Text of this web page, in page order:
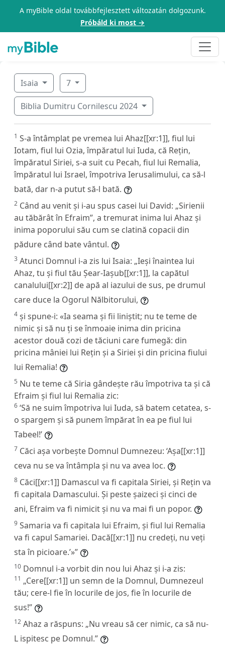
A myBible oldal továbbfejlesztett változatán dolgozunk.
Próbáld ki most →
Isaia 7
Biblia Dumitru Cornilescu 2024
1 S-a întâmplat pe vremea lui Ahaz[[xr:1]], fiul lui
Iotam, fiul lui Ozia, împăratul lui Iuda, că Rețin,
împăratul Siriei, s-a suit cu Pecah, fiul lui Remalia,
împăratul lui Israel, împotriva Ierusalimului, ca să-l
bată, dar n-a putut să-l bată.
2 Când au venit și i-au spus casei lui David: „Sirienii
au tăbărât în Efraim”, a tremurat inima lui Ahaz și
inima poporului său cum se clatină copacii din
pădure când bate vântul.
3 Atunci Domnul i-a zis lui Isaia: „Ieși înaintea lui
Ahaz, tu și fiul tău Șear-Iașub[[xr:1]], la capătul
canalului[[xr:2]] de apă al iazului de sus, pe drumul
care duce la Ogorul Nălbitorului,
4 și spune-i: «Ia seama și fii liniștit; nu te teme de
nimic și să nu ți se înmoaie inima din pricina
acestor două cozi de tăciuni care fumegă: din
pricina mâniei lui Rețin și a Siriei și din pricina fiului
lui Remalia!
5 Nu te teme că Siria gândește rău împotriva ta și că
Efraim și fiul lui Remalia zic:
6 ‘Să ne suim împotriva lui Iuda, să batem cetatea, s-
o spargem și să punem împărat în ea pe fiul lui
Tabeel!’
7 Căci așa vorbește Domnul Dumnezeu: ‘Așa[[xr:1]]
ceva nu se va întâmpla și nu va avea loc.
8 Căci[[xr:1]] Damascul va fi capitala Siriei, și Rețin va
fi capitala Damascului. Și peste șaizeci și cinci de
ani, Efraim va fi nimicit și nu va mai fi un popor.
9 Samaria va fi capitala lui Efraim, și fiul lui Remalia
va fi capul Samariei. Dacă[[xr:1]] nu credeți, nu veți
sta în picioare.’»”
10 Domnul i-a vorbit din nou lui Ahaz și i-a zis:
11 „Cere[[xr:1]] un semn de la Domnul, Dumnezeul
tău; cere-l fie în locurile de jos, fie în locurile de
sus!”
12 Ahaz a răspuns: „Nu vreau să cer nimic, ca să nu-
L ispitesc pe Domnul.”